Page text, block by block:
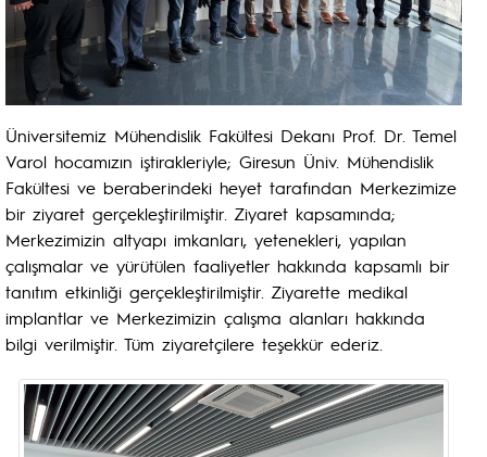
Üniversitemiz Mühendislik Fakültesi Dekanı Prof. Dr. Temel
Varol hocamızın iştirakleriyle; Giresun Üniv. Mühendislik
Fakültesi ve beraberindeki heyet tarafından Merkezimize
bir ziyaret gerçekleştirilmiştir. Ziyaret kapsamında;
Merkezimizin altyapı imkanları, yetenekleri, yapılan
çalışmalar ve yürütülen faaliyetler hakkında kapsamlı bir
tanıtım etkinliği gerçekleştirilmiştir. Ziyarette medikal
implantlar ve Merkezimizin çalışma alanları hakkında
bilgi verilmiştir. Tüm ziyaretçilere teşekkür ederiz.